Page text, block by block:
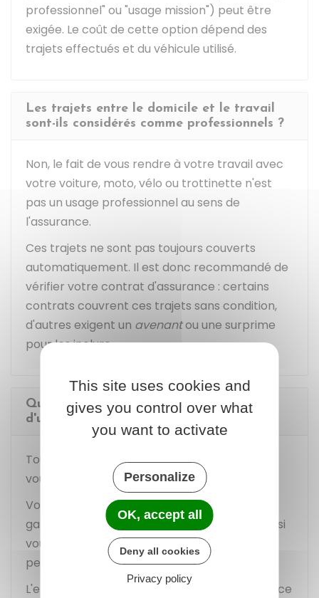
professionnel" ou "usage mission") peut être
exigée. Le coût de cette option dépend des
trajets effectués et du véhicule utilisé.
Les trajets entre le domicile et le travail
sont-ils considérés comme professionnels ?
Non, le fait de vous rendre à votre travail avec
votre voiture, moto, vélo ou trottinette n'est
pas un usage professionnel au sens de
l'assurance.
Ces trajets ne sont pas toujours couverts
automatiquement. Il est donc recommandé de
vérifier votre contrat d'assurance : certains
contrats couvrent ces trajets sans condition,
d'autres exigent un avenantou une surprime
pour les inclure.
Qui doit souscrire l'assurance en cas
d'usage professionnel ?
Tout dépend de l'organisation choisie entre
vous et votre employeur.
Vous pouvez souscrire vous-même une
garantie " usage professionnel ", notamment si
vous utilisez régulièrement votre véhicule
personnel pour votre activité.
L'employeur peut aussi souscrire une assurance
This site uses cookies and
gives you control over what
you want to activate
Personalize
OK, accept all
Deny all cookies
Privacy policy